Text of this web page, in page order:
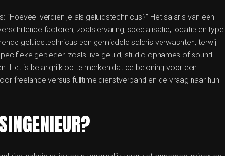
verdien je als geluidstechnicus?” Het salaris van een
factoren, zoals ervaring, specialisatie, locatie en type
geluidstechnicus een gemiddeld salaris verwachten, terwijl
gebieden zoals live geluid, studio-opnames of sound
Het is belangrijk op te merken dat de beloning voor een
freelance versus fulltime dienstverband en de vraag naar hun